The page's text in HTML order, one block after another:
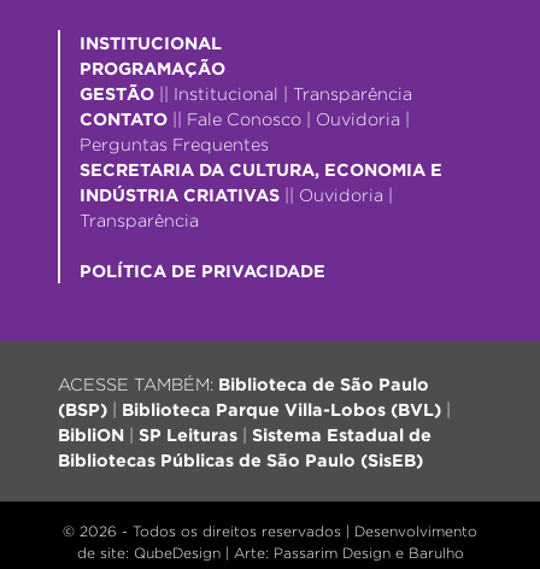
INSTITUCIONAL
PROGRAMAÇÃO
GESTÃO
Institucional
Transparência
CONTATO
Fale Conosco Ouvidoria
Perguntas Frequentes
SECRETARIA DA CULTURA, ECONOMIA E
INDÚSTRIA CRIATIVAS
Ouvidoria
Transparência
POLÍTICA DE PRIVACIDADE
ACESSE TAMBÉM: Biblioteca de São Paulo
(BSP)
Biblioteca Parque Villa-Lobos (BVL)
BibliON
SP Leituras
Sistema Estadual de
Bibliotecas Públicas de São Paulo (SisEB)
© 2026 - Todos os direitos reservados | Desenvolvimento
de site: QubeDesign | Arte: Passarim Design e Barulho